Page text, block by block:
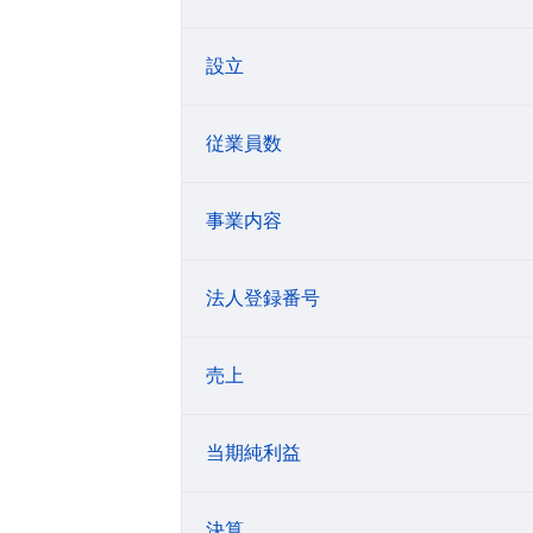
設立
従業員数
事業内容
法人登録番号
売上
当期純利益